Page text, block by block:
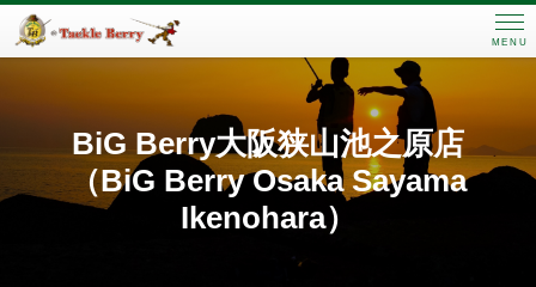
MENU
BiG Berry大阪狭山池之原店
（BiG Berry Osaka Sayama
Ikenohara）